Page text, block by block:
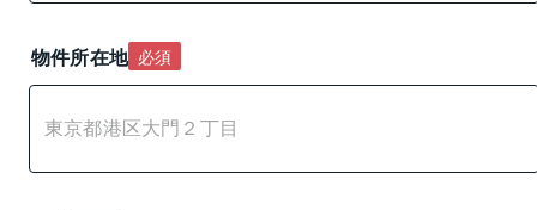
物件所在地 必須